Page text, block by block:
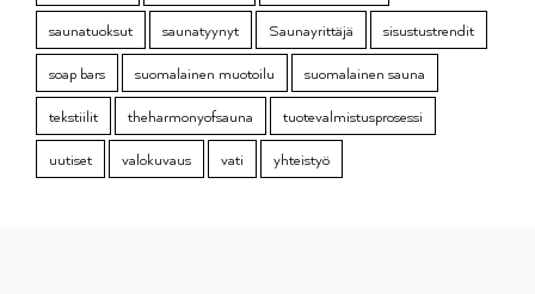
saunatuoksut
saunatyynyt Saunayrittäjä
sisustustrendit
soap bars
suomalainen muotoilu
suomalainen sauna
tekstiilit
theharmonyofsauna
tuotevalmistusprosessi
uutiset
valokuvaus vati yhteistyö